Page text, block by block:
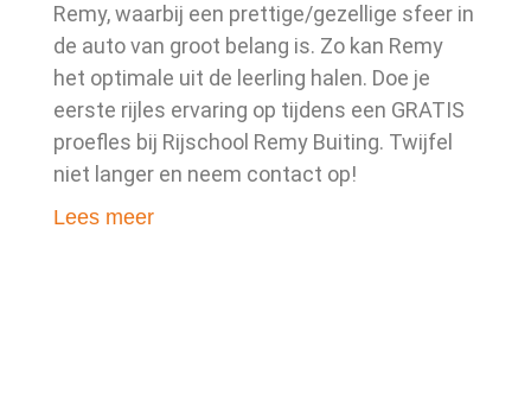
Remy, waarbij een prettige/gezellige sfeer in
de auto van groot belang is. Zo kan Remy
het optimale uit de leerling halen. Doe je
eerste rijles ervaring op tijdens een GRATIS
proefles bij Rijschool Remy Buiting. Twijfel
niet langer en neem contact op!
Lees meer